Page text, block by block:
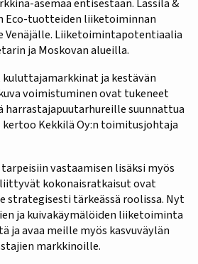
asemaa entisestään. Lassila &
Eco-tuotteiden liiketoiminnan
Venäjälle. Liiketoimintapotentiaalia
ja Moskovan alueilla.
ja kestävän
voimistuminen ovat tukeneet
suunnattua
Kekkilä Oy:n toimitusjohtaja
vastaamisen lisäksi myös
liittyvät kokonaisratkaisut ovat
strategisesti tärkeässä roolissa. Nyt
ja kuivakäymälöiden liiketoiminta
ja avaa meille myös kasvuväylän
markkinoille.